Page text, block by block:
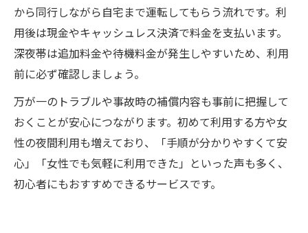
から同行しながら自宅まで運転してもらう流れです。利
用後は現金やキャッシュレス決済で料金を支払います。
深夜帯は追加料金や待機料金が発生しやすいため、利用
前に必ず確認しましょう。
万が一のトラブルや事故時の補償内容も事前に把握して
おくことが安心につながります。初めて利用する方や女
性の夜間利用も増えており、「手順が分かりやすくて安
心」「女性でも気軽に利用できた」といった声も多く、
初心者にもおすすめできるサービスです。